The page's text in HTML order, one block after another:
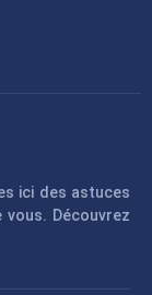
ici des astuces
Découvrez